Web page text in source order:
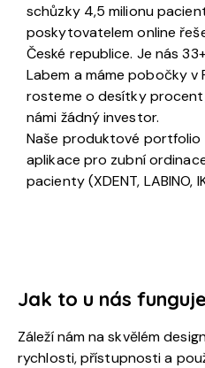
schůzky 4,5 milionu
poskytovatelem online
České republice. Je nás
Labem a máme pobočky v
rosteme o desítky
námi žádný investor.
Naše produktové portfolio
aplikace pro zubní
pacienty (XDENT, LABINO,
Jak to u nás
Záleží nám na skvělém
rychlosti, přístupnosti a